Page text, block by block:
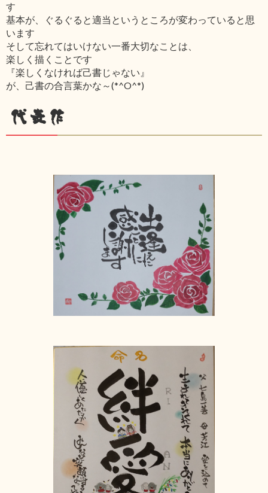
す
基本が、ぐるぐると適当というところが変わっていると思
います
そして忘れてはいけない一番大切なことは、
楽しく描くことです
『楽しくなければ己書じゃない』
が、己書の合言葉かな～(*^O^*)
代表作